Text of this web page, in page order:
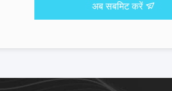
अब सबमिट करें